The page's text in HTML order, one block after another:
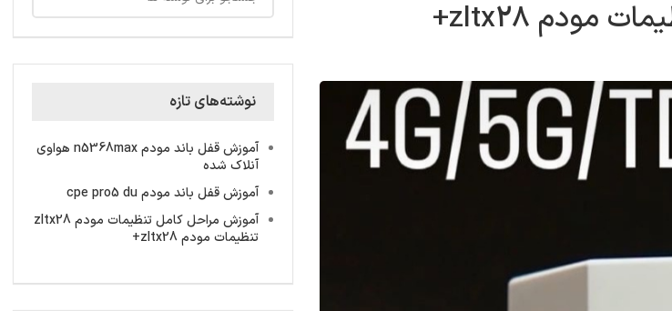
نوشته‌های تازه
آموزش قفل باند مودم n5368max هواوی
آنلاک شده
آموزش قفل باند مودم cpe pro5 du
آموزش مراحل کامل تنظیمات مودم zltx28
تنظیمات مودم zltx28+